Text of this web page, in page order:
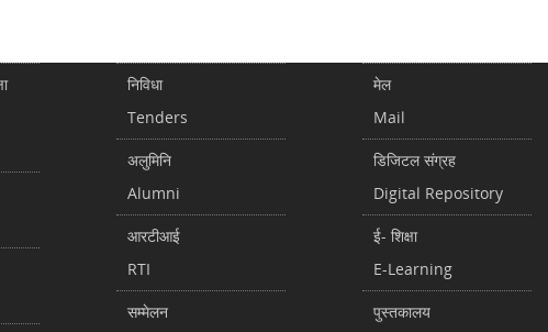
निविधा
Tenders
अलुमिनि
Alumni
आरटीआई
RTI
सम्मेलन
मेल
Mail
डिजिटल संग्रह
Digital Repository
ई- शिक्षा
E-Learning
पुस्तकालय